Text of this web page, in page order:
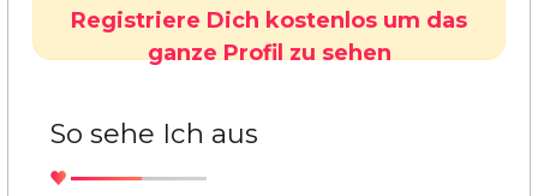
Registriere Dich kostenlos um das
ganze Profil zu sehen
So sehe Ich aus